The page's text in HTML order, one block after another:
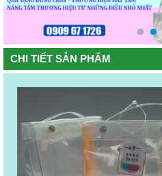
CHI TIẾT SẢN PHẨM